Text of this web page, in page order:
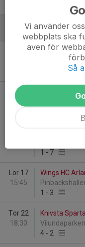
Januari - 2026
Knivsta
Centrum för
Lör 10
16:30
Järfälla HC
1 - 7
Lör 17
15:45
Wings HC
1 - 3
Tor 22
18:30
Knivsta
4 - 2
Vi använder
webbplats ska
även för
Så